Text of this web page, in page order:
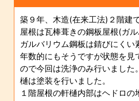
築９年、木造(在来工法)２階建
屋根は瓦棒葺きの鋼板屋根(ガ
ガルバリウム鋼板は錆びにくい
年数的にもそうですが状態を見
ので今回は洗浄のみ行いました。
樋は塗装を行いました。
１階屋根の軒樋内部はヘドロの